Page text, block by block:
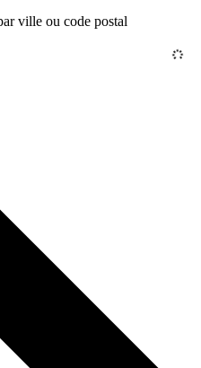
ville ou code postal